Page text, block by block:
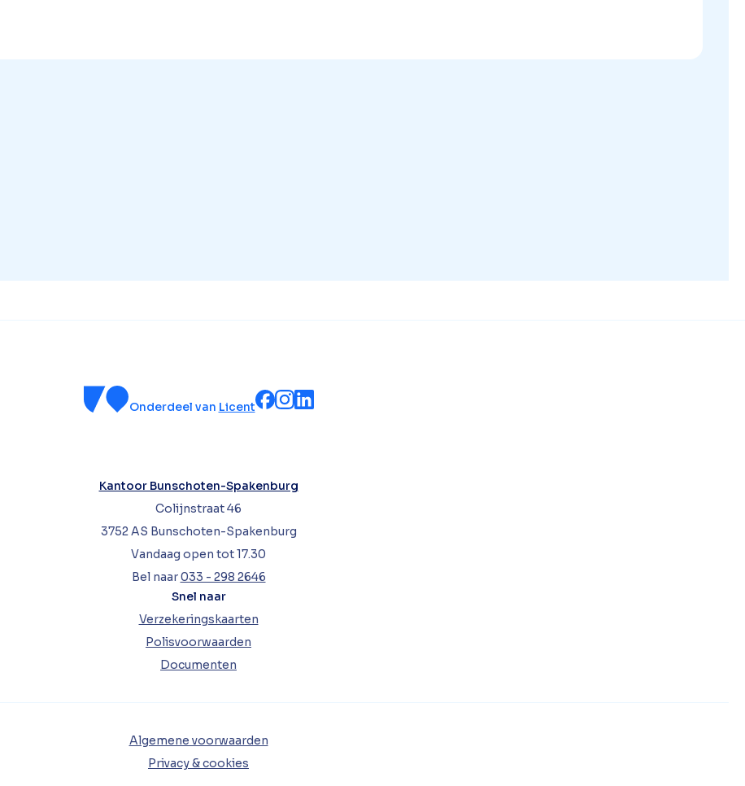
Onderdeel van Licent
Kantoor Bunschoten-Spakenburg
Colijnstraat 46
3752 AS Bunschoten-Spakenburg
Vandaag open tot 17.30
Bel naar033 - 298 2646
Snel naar
Verzekeringskaarten
Polisvoorwaarden
Documenten
Algemene voorwaarden
Privacy & cookies